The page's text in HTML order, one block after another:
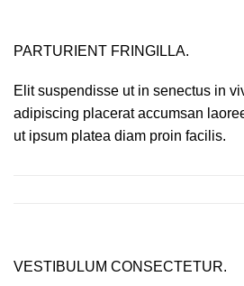
PARTURIENT FRINGILLA.
Elit suspendisse ut in senectus in
adipiscing placerat accumsan
ut ipsum platea diam proin facilis.
VESTIBULUM CONSECTETUR.